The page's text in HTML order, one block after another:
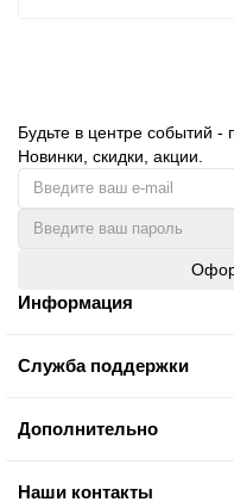
Будьте в центре событий
Новинки, скидки, акции.
Информация
Служба поддержки
Дополнительно
Наши контакты